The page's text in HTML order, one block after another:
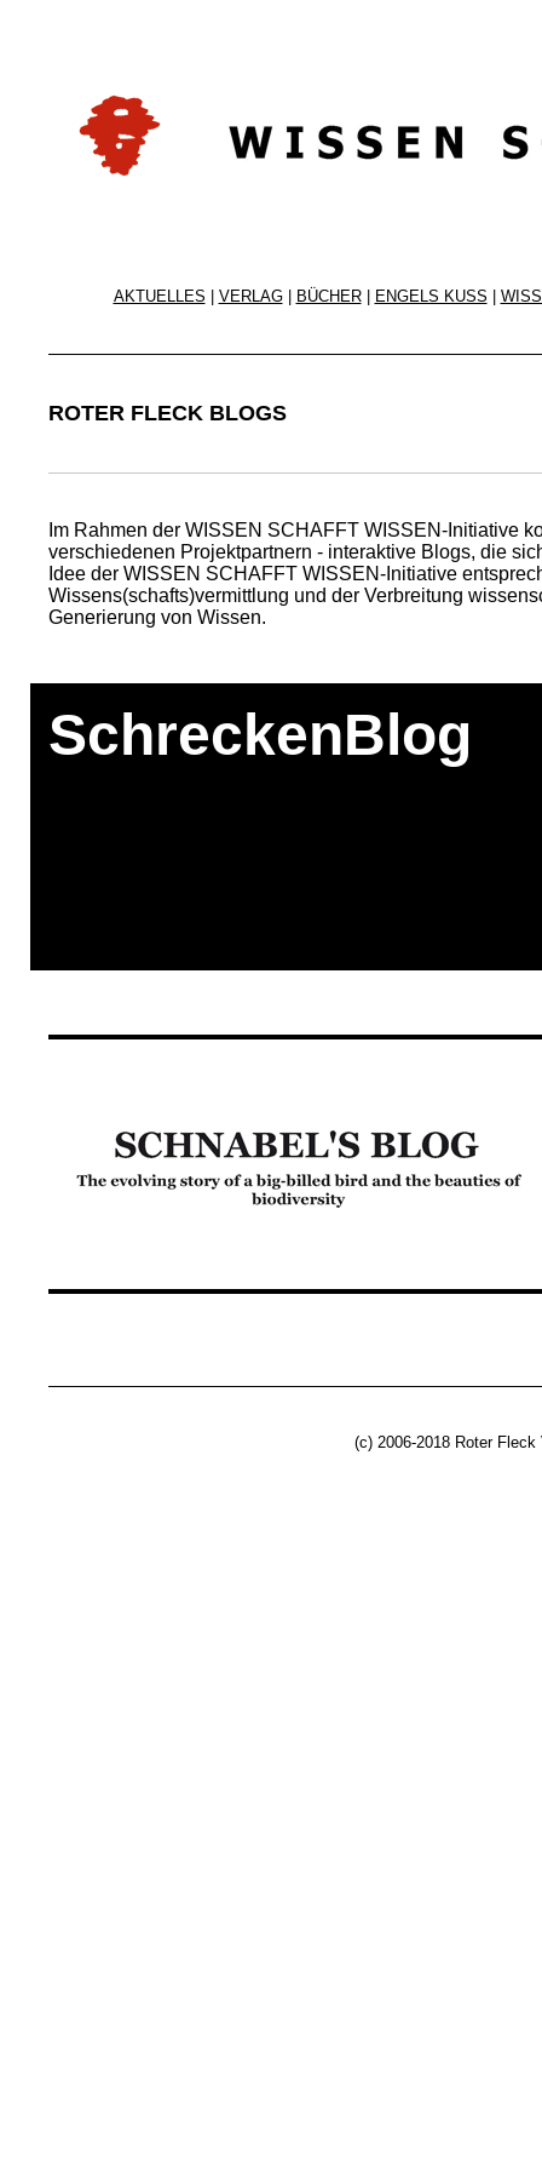
AKTUELLES VERLAG| BÜCHER| ENGELS KUSS
ROTER FLECK BLOGS
Im Rahmen der WISSEN SCHAFFT WISSEN-Initiative
verschiedenen Projektpartnern - interaktive Blogs, die
Idee der WISSEN SCHAFFT WISSEN-Initiative
Wissens(schafts)vermittlung und der Verbreitung
Generierung von Wissen.
SchreckenBlog
(c) 2006-2018 Roter Fleck